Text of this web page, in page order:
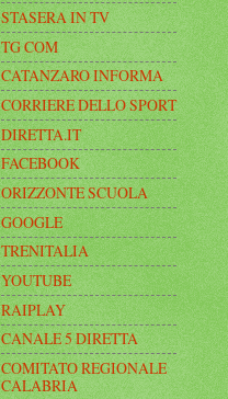
STASERA IN TV
TG COM
CATANZARO INFORMA
CORRIERE DELLO SPORT
DIRETTA.IT
FACEBOOK
ORIZZONTE SCUOLA
GOOGLE
TRENITALIA
YOUTUBE
RAIPLAY
CANALE 5 DIRETTA
COMITATO REGIONALE
CALABRIA